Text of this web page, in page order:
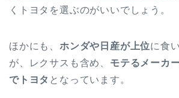
くトヨタを選ぶのがいいでしょう。
ほかにも、 ホンダや日産が上位に食
が、レクサスも含め、 モテるメーカ
でトヨタ となっています。